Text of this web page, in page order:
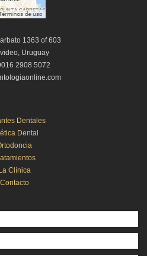
1363 of 603
Uruguay
2908 5072
Dentales
Dental
La Clínica
Contacto